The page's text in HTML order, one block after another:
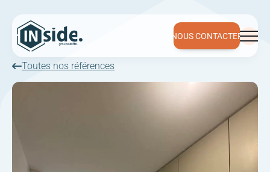
NOUS CONTACTER
Toutes nos références